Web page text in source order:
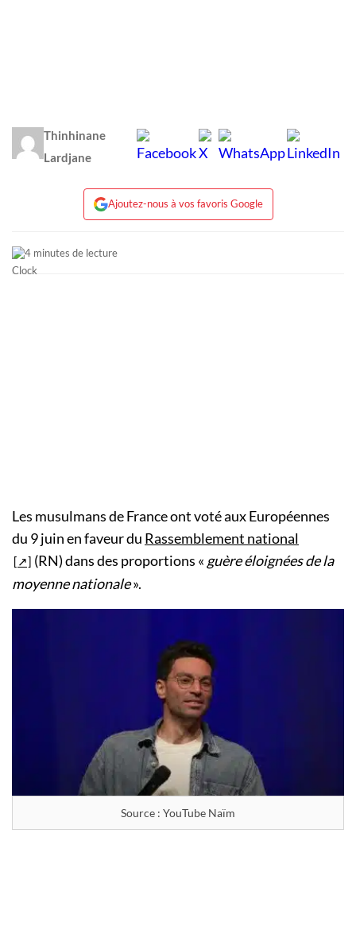
Thinhinane
Lardjane
Ajoutez-nous à vos favoris Google
4 minutes de lecture
Les musulmans de France ont voté aux Européennes
du 9 juin en faveur du Rassemblement national
(RN) dans des proportions « guère éloignées de la
moyenne nationale».
Source : YouTube Naïm